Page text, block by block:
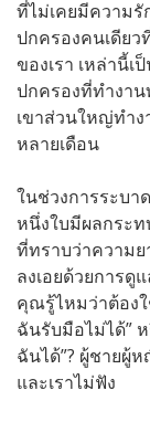
ที่ไม่เคยมีความ
ปกครองคนเดียว
ของเรา เหล่านี้เ
ปกครองที่ทำงา
เขาส่วนใหญ่ทำ
หลายเดือน
ในช่วงการระบ
หนึ่งใบมีผลกระท
ที่ทราบว่าความย
ลงเอยด้วยการดู
คุณรู้ไหมว่าต้อง
ฉันรับมือไม่ได้”
ฉันได้”? ผู้ชายผู้
และเราไม่ฟัง